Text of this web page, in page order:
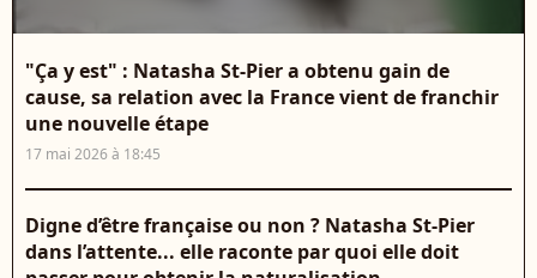
"Ça y est" : Natasha St-Pier a obtenu gain de
cause, sa relation avec la France vient de franchir
une nouvelle étape
17 mai 2026 à 18:45
Digne d’être française ou non ? Natasha St-Pier
dans l’attente... elle raconte par quoi elle doit